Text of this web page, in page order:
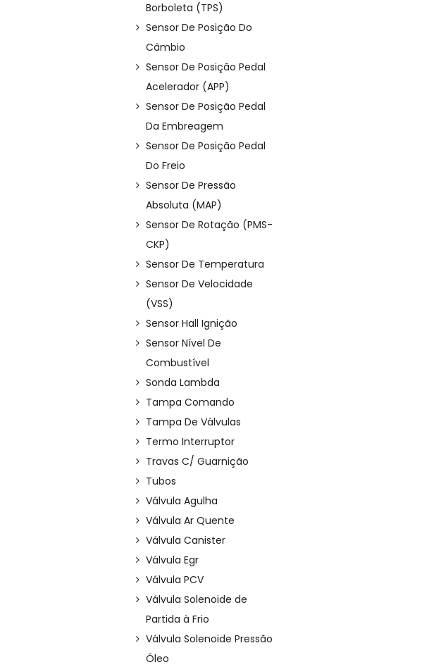
Borboleta (TPS)
Sensor De Posição Do
Câmbio
Sensor De Posição Pedal
Acelerador (APP)
Sensor De Posição Pedal
Da Embreagem
Sensor De Posição Pedal
Do Freio
Sensor De Pressão
Absoluta (MAP)
Sensor De Rotação (PMS-
CKP)
Sensor De Temperatura
Sensor De Velocidade
(VSS)
Sensor Hall Ignição
Sensor Nível De
Combustível
Sonda Lambda
Tampa Comando
Tampa De Válvulas
Termo Interruptor
Travas C/ Guarnição
Tubos
Válvula Agulha
Válvula Ar Quente
Válvula Canister
Válvula Egr
Válvula PCV
Válvula Solenoide de
Partida à Frio
Válvula Solenoide Pressão
Óleo